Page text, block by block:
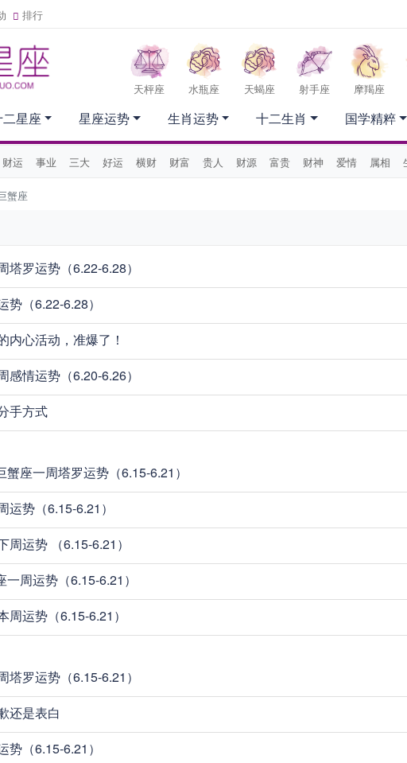
排行
天枰座 水瓶座 天蝎座 射手座 摩羯座
财运 事业 三大 好运 横财 财富 贵人 财源 富贵 财神 爱情 属相
星座 星座运势 生肖运势 十二生肖 国学精粹
蟹座
罗运势（6.22-6.28）
（6.22-6.28）
内心活动，准爆了！
情运势（6.20-6.26）
手方式
座一周塔罗运势（6.15-6.21）
势（6.15-6.21）
运势 （6.15-6.21）
周运势（6.15-6.21）
运势（6.15-6.21）
罗运势（6.15-6.21）
还是表白
（6.15-6.21）